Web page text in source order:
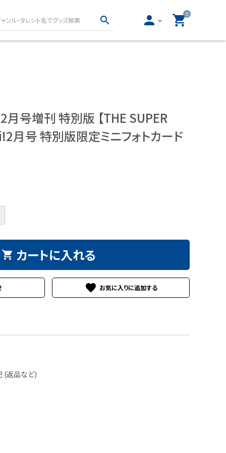
真集・フォトブック
男性声優グッズ
庫
ごと
ロト・ナンバーズ書籍・
search person 0
shopping_cart
号増刊 特別版 【THE SUPER
号 特別版限定ミニフォトカード
shopping_cart カートに入れる
favorite
(返品など)